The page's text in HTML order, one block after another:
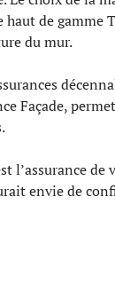
de gamme
du mur.
Façade,
l’assurance
envie de